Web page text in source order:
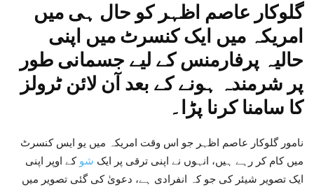
گلوکار عاصم اظہر کو حال ہی میں
امریکہ میں ایک کنسرٹ میں اپنی
حالیہ پرفارمنس کے لیے جسمانی طور
پر شرمندہ ہونے کے بعد آن لائن ٹرولز
کا سامنا کرنا پڑا۔
نامور گلوکار عاصم اظہر جو اس وقت امریکہ میں یو ایس کنسرٹ
میں کام کر رہے ہیں، انہوں نے اپنی ترقی پر ایک شو کے اوپر اپنی
ایک تصویر شیئر کی جو کہ انفرادی ہے، دعویٰ کی گئی تصویر میں